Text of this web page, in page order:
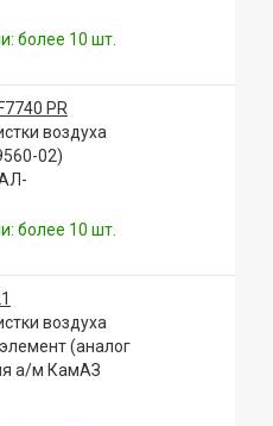
более 10 шт.
PR
воздуха
02)
более 10 шт.
воздуха
(аналог
а/м КамАЗ